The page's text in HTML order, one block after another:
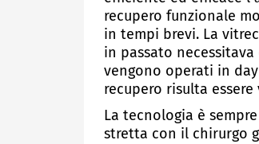
recupero funzionale
in tempi brevi. La
in passato
vengono operati in
recupero risulta
La tecnologia è
stretta con il chirurgo